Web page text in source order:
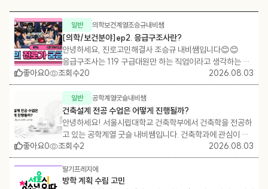
준비해왔는데, 결국
어렵네요. 그리고 스
려면 경기 규칙은
꿰고 있어야 하고 경
많지 않아서 이 길
택 저는 국어와 영
하고 좋아합니다.
일반 의학보건계열조승규내비쌤
[의학/보건분야]ep2. 응급구조사란?
안녕하세요, 진로고민해결사 조승규 내비쌤입니다😊😊
응급구조사는 119 구급대원만 하는 직업이라고 생각하는 분
들이 많은데요! 사실 병원부터 공공기관, 산업현장까지 다양
한 곳에서 활약하는 전문 직업입니다. 오늘은 '응급구조사'에
대해 쉽고 정확하게 알려드릴게요! 📌응급구조사는 어떤 일
을 하나요? 응급구조사는 응급환자가 발생한 현장에서 상
담, 구조, 이송, 응급처치를 수행하는 국가자격입니다. 환자
를 병원으로 옮기는 역할이 아니라, 병원에 도착하기 전 환자
의 생명을 지키기 위한 초기 응급처치를 담당하는 전문 의료
인력인데요. 응급환자의 상태를 신속하게 확인하고 기도 확
보, 심폐소생술(CPR), 자동심장충격기(AED) 사용, 산소투
여, 출혈 지혈, 골절 고정 등 필요한 응급처치를 시행합니다.
좋아요0 조회수20 2026.08.03
일반 공학계열굿슬내비쌤
건축설계 전공 수업은 어떻게 진행될까?
안녕하세요! 서울시립대학교 건축학부에서 건축학을 전공하
고 있는 공학계열 굿슬 내비쌤입니다. 건축학과에 관심이 있
는 학생들이 가장 궁금해하는 것 중 하나는 바로 '설계 수업이
어떤 방식으로 진행될까?'입니다. 설계 수업에서는 단순히 건
물을 예쁘게 만드는 것이 아니라, 건물이 들어설 환경과 이용
자의 필요를 분석하고, 이를 바탕으로 논리적인 공간을 만들
좋아요0 조회수2 2026.08.03
딸기프레지에
방학 계획 수립 고민